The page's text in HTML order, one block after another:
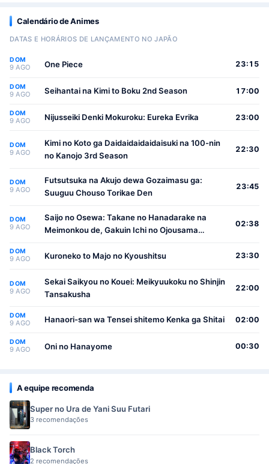
Calendário de Animes
DATAS E HORÁRIOS DE LANÇAMENTO NO JAPÃO
DOM
9 AGO One Piece 23:15
DOM
9 AGO Seihantai na Kimi to Boku 2nd Season 17:00
DOM
9 AGO Nijusseiki Denki Mokuroku: Eureka Evrika 23:00
DOM
9 AGO
Kimi no Koto ga Daidaidaidaidaisuki na 100-nin
no Kanojo 3rd Season
22:30
DOM
9 AGO
Futsutsuka na Akujo dewa Gozaimasu ga:
Suuguu Chouso Torikae Den
23:45
DOM
9 AGO
Saijo no Osewa: Takane no Hanadarake na
Meimonkou de, Gakuin Ichi no Ojousama
Osewa suru Koto ni Narimashita
02:38
DOM
9 AGO Kuroneko to Majo no Kyoushitsu 23:30
DOM
9 AGO
Sekai Saikyou no Kouei: Meikyuukoku no Shinjin
Tansakusha
22:00
DOM
9 AGO Hanaori-san wa Tensei shitemo Kenka ga Shitai 02:00
DOM
9 AGO Oni no Hanayome 00:30
A equipe recomenda
Super no Ura de Yani Suu Futari
3 recomendações
Black Torch
2 recomendações